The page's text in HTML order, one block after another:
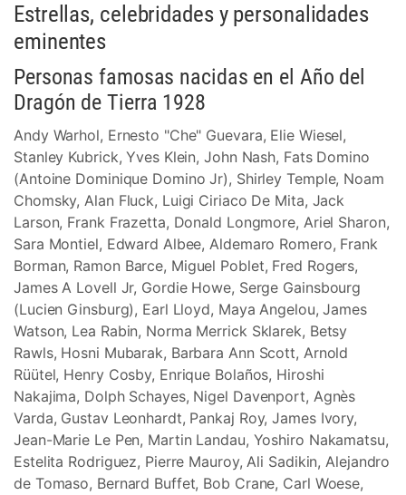
Estrellas, celebridades y personalidades
eminentes
Personas famosas nacidas en el Año del
Dragón de Tierra 1928
Andy Warhol, Ernesto "Che" Guevara, Elie Wiesel,
Stanley Kubrick, Yves Klein, John Nash, Fats Domino
(Antoine Dominique Domino Jr), Shirley Temple, Noam
Chomsky, Alan Fluck, Luigi Ciriaco De Mita, Jack
Larson, Frank Frazetta, Donald Longmore, Ariel Sharon,
Sara Montiel, Edward Albee, Aldemaro Romero, Frank
Borman, Ramon Barce, Miguel Poblet, Fred Rogers,
James A Lovell Jr, Gordie Howe, Serge Gainsbourg
(Lucien Ginsburg), Earl Lloyd, Maya Angelou, James
Watson, Lea Rabin, Norma Merrick Sklarek, Betsy
Rawls, Hosni Mubarak, Barbara Ann Scott, Arnold
Rüütel, Henry Cosby, Enrique Bolaños, Hiroshi
Nakajima, Dolph Schayes, Nigel Davenport, Agnès
Varda, Gustav Leonhardt, Pankaj Roy, James Ivory,
Jean-Marie Le Pen, Martin Landau, Yoshiro Nakamatsu,
Estelita Rodriguez, Pierre Mauroy, Ali Sadikin, Alejandro
de Tomaso, Bernard Buffet, Bob Crane, Carl Woese,